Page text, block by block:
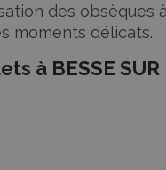
des
moments délicats.
à BESSE SUR
funèbres à